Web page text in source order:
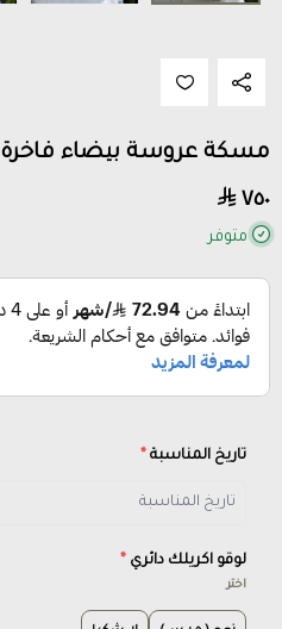
مسكة عروسة بيضاء فاخرة
٧٥٠
متوفر
تاريخ المناسبة *
لوقو اكريلك دائري *
اختر